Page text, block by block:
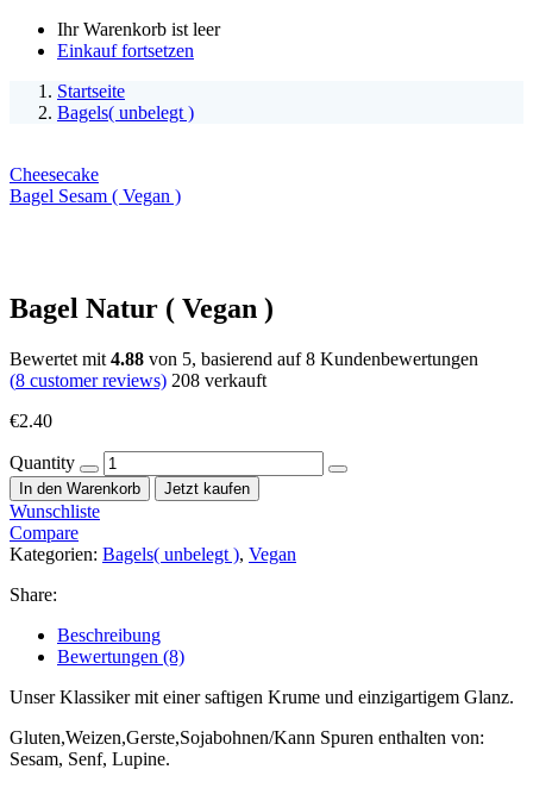
Ihr Warenkorb ist leer
Einkauf fortsetzen
Startseite
Bagels( unbelegt )
Cheesecake
Bagel Sesam ( Vegan )
Bagel Natur ( Vegan )
Bewertet mit 4.88 von 5, basierend auf8 Kundenbewertungen
(8 customer reviews) 208 verkauft
€2.40
Quantity
In den Warenkorb Jetzt kaufen
Wunschliste
Compare
Kategorien: Bagels( unbelegt ), Vegan
Share:
Beschreibung
Bewertungen (8)
Unser Klassiker mit einer saftigen Krume und einzigartigem Glanz.
Gluten,Weizen,Gerste,Sojabohnen/Kann Spuren enthalten von:
Sesam, Senf, Lupine.